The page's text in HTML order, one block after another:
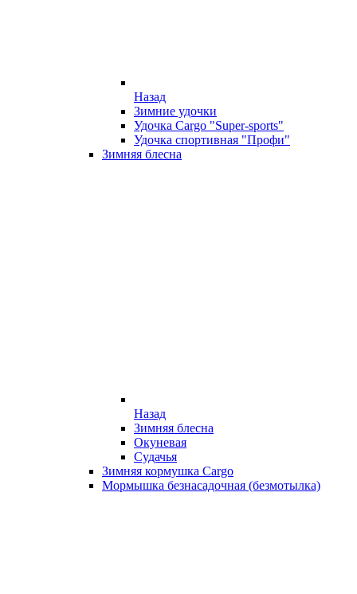
Назад
Зимние удочки
Удочка Cargo "Super-sports"
Удочка спортивная "Профи"
Зимняя блесна
Назад
Зимняя блесна
Окуневая
Судачья
Зимняя кормушка Cargo
Мормышка безнасадочная (безмотылка)